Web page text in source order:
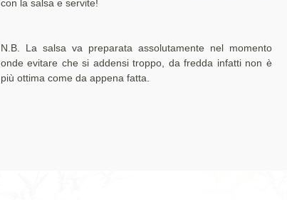
con la salsa e servite!
N.B. La salsa va preparata assolutamente nel momento
onde evitare che si addensi troppo, da fredda infatti non è
più ottima come da appena fatta.